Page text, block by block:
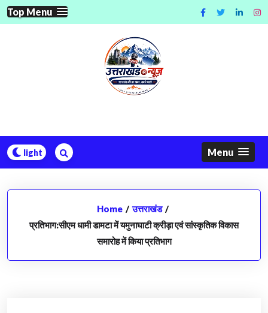
Skip
to
Top Menu
Menu
Home / उत्तराखंड /
प्रतिभाग:सीएम धामी डामटा में यमुनाघाटी क्रीड़ा एवं सांस्कृतिक विकास
समारोह में किया प्रतिभाग